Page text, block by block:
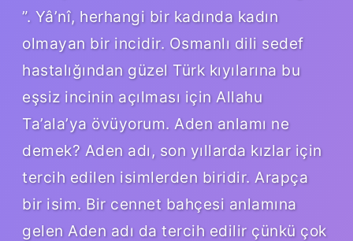
”. Yâ’nî, herhangi bir kadında kadın
olmayan bir incidir. Osmanlı dili sedef
hastalığından güzel Türk kıyılarına bu
eşsiz incinin açılması için Allahu
Ta’ala’ya övüyorum. Aden anlamı ne
demek? Aden adı, son yıllarda kızlar için
tercih edilen isimlerden biridir. Arapça
bir isim. Bir cennet bahçesi anlamına
gelen Aden adı da tercih edilir çünkü çok